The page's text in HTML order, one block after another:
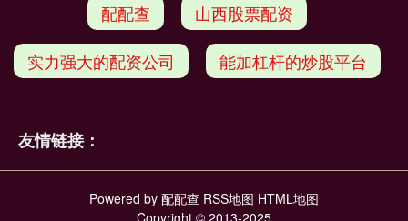
配配查 山西股票配资
实力强大的配资公司 能加杠杆的炒股平台
友情链接：
Powered by 配配查 RSS地图 HTML地图